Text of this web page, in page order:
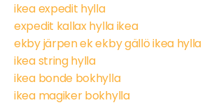
ikea expedit hylla
expedit kallax hylla ikea
ekby järpen ek ekby gällö ikea hylla
ikea string hylla
ikea bonde bokhylla
ikea magiker bokhylla